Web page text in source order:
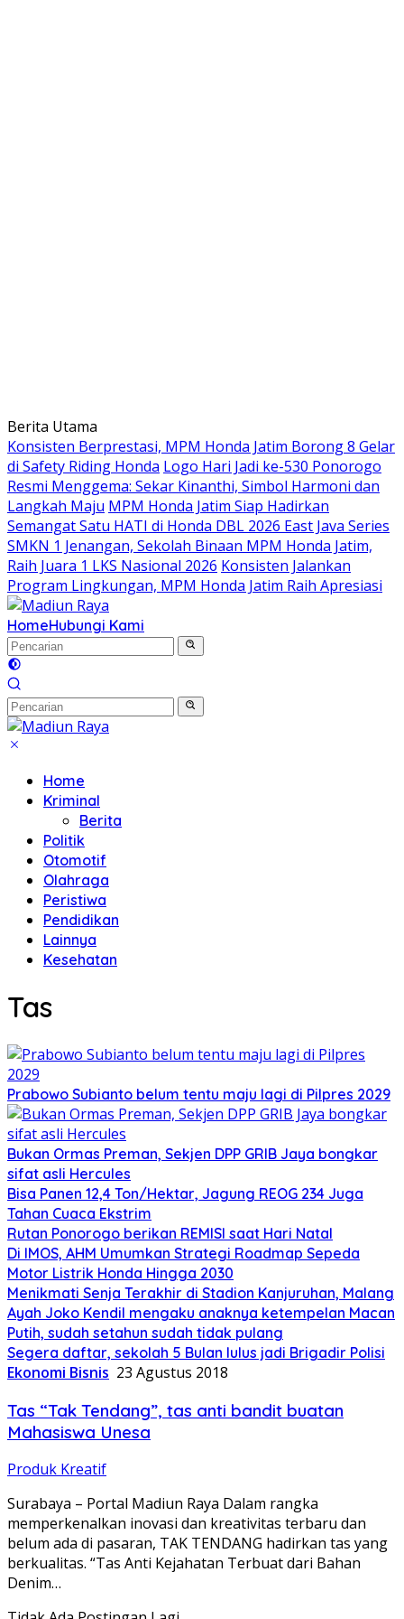
Langsung
ke
konten
Berita Utama
Konsisten Berprestasi, MPM Honda Jatim Borong 8 Gelar
di Safety Riding Honda Logo Hari Jadi ke-530 Ponorogo
Resmi Menggema: Sekar Kinanthi, Simbol Harmoni dan
Langkah Maju MPM Honda Jatim Siap Hadirkan
Semangat Satu HATI di Honda DBL 2026 East Java Series
SMKN 1 Jenangan, Sekolah Binaan MPM Honda Jatim,
Raih Juara 1 LKS Nasional 2026 Konsisten Jalankan
Program Lingkungan, MPM Honda Jatim Raih Apresiasi
HomeHubungi Kami
Home
Kriminal
Berita
Politik
Otomotif
Olahraga
Peristiwa
Pendidikan
Lainnya
Kesehatan
Tas
Prabowo Subianto belum tentu maju lagi di Pilpres 2029
Bukan Ormas Preman, Sekjen DPP GRIB Jaya bongkar
sifat asli Hercules
Bisa Panen 12,4 Ton/Hektar, Jagung REOG 234 Juga
Tahan Cuaca Ekstrim
Rutan Ponorogo berikan REMISI saat Hari Natal
Di IMOS, AHM Umumkan Strategi Roadmap Sepeda
Motor Listrik Honda Hingga 2030
Menikmati Senja Terakhir di Stadion Kanjuruhan, Malang
Ayah Joko Kendil mengaku anaknya ketempelan Macan
Putih, sudah setahun sudah tidak pulang
Segera daftar, sekolah 5 Bulan lulus jadi Brigadir Polisi
Ekonomi Bisnis 23 Agustus 2018
Tas “Tak Tendang”, tas anti bandit buatan
Mahasiswa Unesa
Produk Kreatif
Surabaya – Portal Madiun Raya Dalam rangka
memperkenalkan inovasi dan kreativitas terbaru dan
belum ada di pasaran, TAK TENDANG hadirkan tas yang
berkualitas. “Tas Anti Kejahatan Terbuat dari Bahan
Denim…